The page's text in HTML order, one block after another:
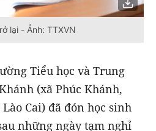
lại - Ảnh: TTXVN
Tiểu học và Trung
(xã Phúc Khánh,
Cai) đã đón học sinh
những ngày tạm nghỉ